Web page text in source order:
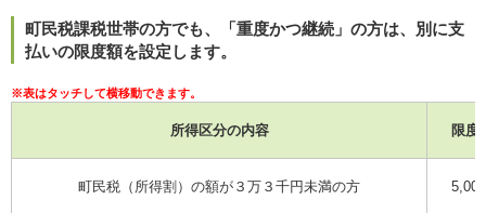
町民税課税世帯の方でも、「重度かつ継続」の方は、別に支
払いの限度額を設定します。
所得区分の内容 限度
町民税（所得割）の額が３万３千円未満の方